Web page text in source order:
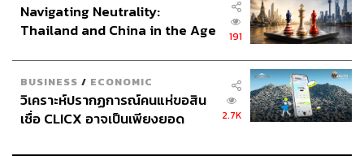
Navigating Neutrality:
Thailand and China in the Age
191
BUSINESS / ECONOMIC
วิเคราะห์ปรากฏการณ์คนแห่ขอสิน
เชื่อ CLICX อาจเป็นเพียงยอด
2.7K